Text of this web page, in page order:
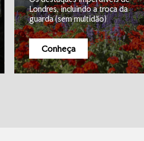
Londres, incluindo a troca da
guarda (sem multidão)
Conheça